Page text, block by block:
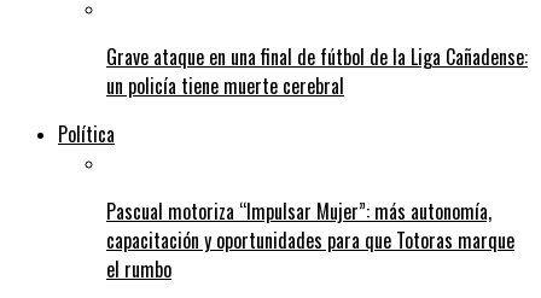
Grave ataque en una final de fútbol de la Liga Cañadense:
un policía tiene muerte cerebral
Política
Pascual motoriza “Impulsar Mujer”: más autonomía,
capacitación y oportunidades para que Totoras marque
el rumbo